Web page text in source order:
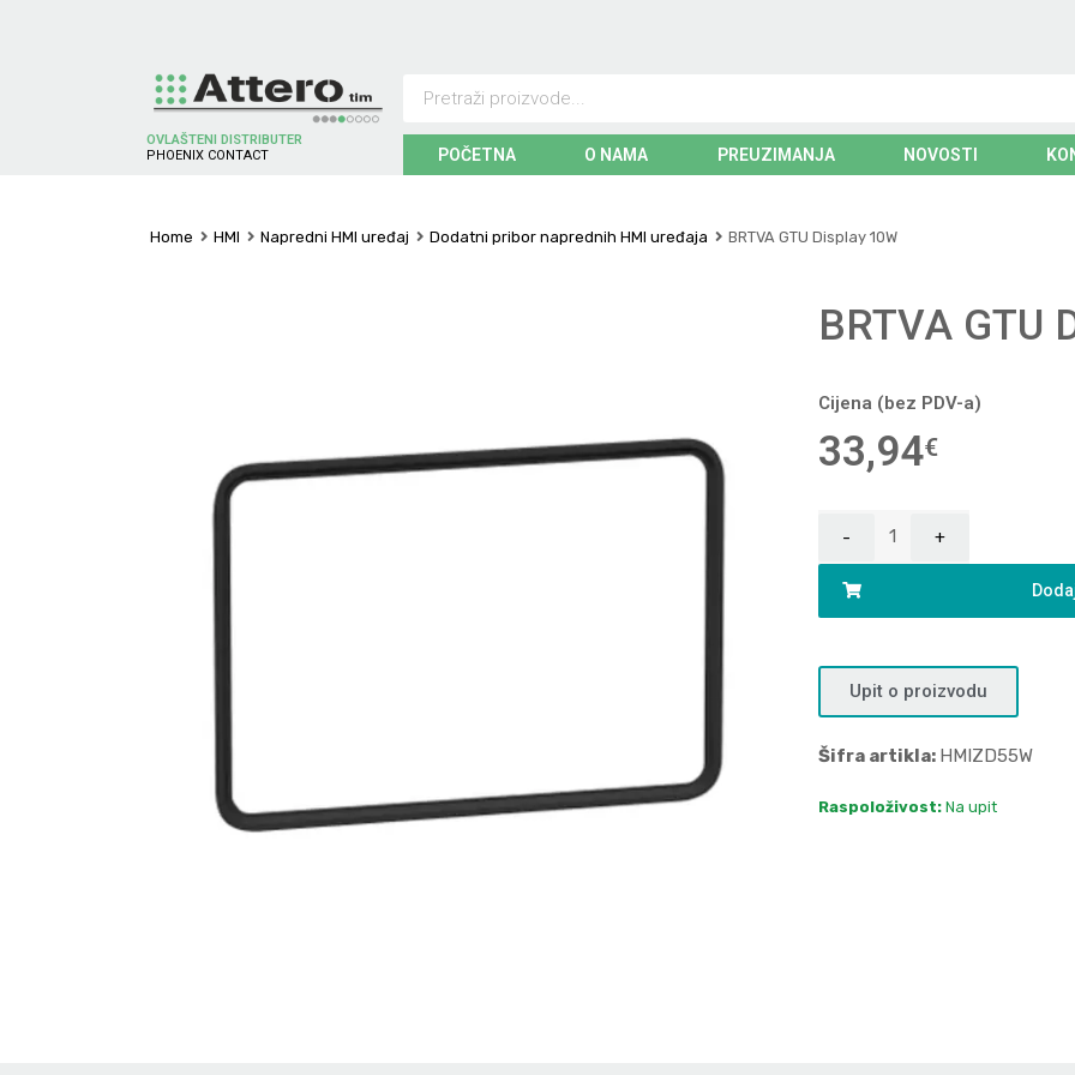
OVLAŠTENI DISTRIBUTER
P H O EN X CO NTACT POČETNA O NAMA PREUZIMANJA NOVOSTI
Home HMI Napredni HMI uređaj Dodatni pribor naprednih HMI uređaja BRTVA GTU Display 10W
BRTVA GTU
Cijena (bez PDV-a)
33,94€
Upit o proizvodu
Šifra artikla: HMIZD55W
Raspoloživost: Na upit